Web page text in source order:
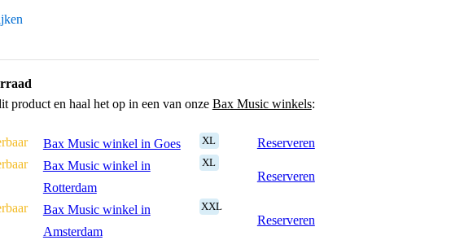
product en haal het op in een van onze Bax Music winkels:
Bax Music winkel in Goes XL
Reserveren
Bax Music winkel in
Rotterdam
XL
Reserveren
Bax Music winkel in
Amsterdam
XXL
Reserveren